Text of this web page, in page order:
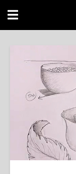
Ajuda
Sobre nós
Entrar
Português